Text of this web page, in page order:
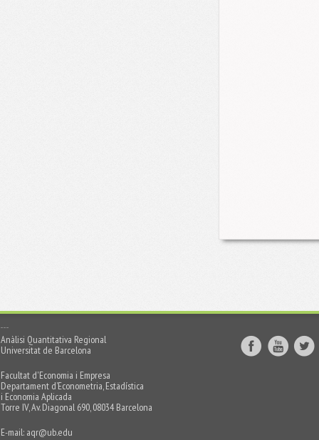
Anàlisi Quantitativa Regional
Universitat de Barcelona
Facultat d'Economia i Empresa
Departament d’Econometria, Estadística
i Economia Aplicada
Torre IV, Av. Diagonal 690, 08034 Barcelona
E-mail: aqr@ub.edu